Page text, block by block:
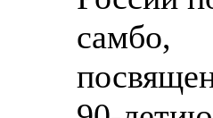
самбо,